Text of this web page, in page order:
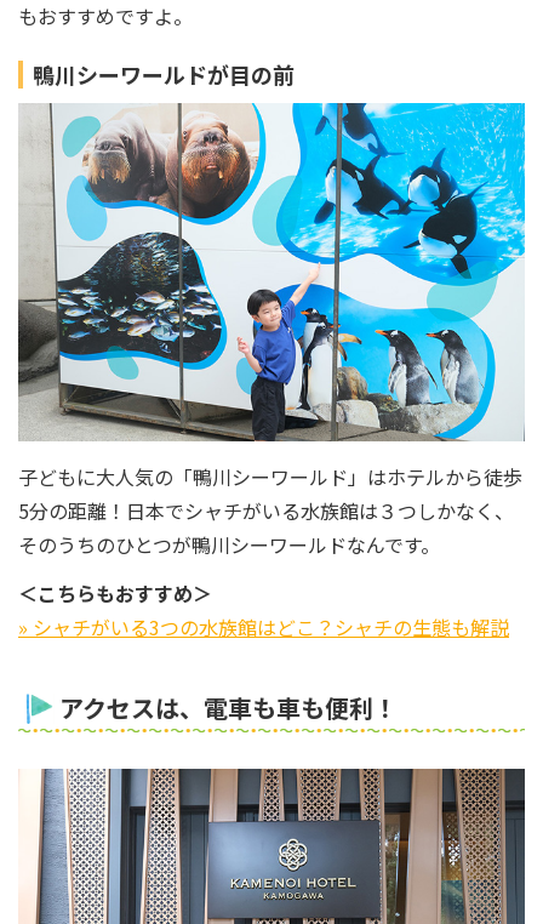
もおすすめですよ。
鴨川シーワールドが目の前
子どもに大人気の「鴨川シーワールド」はホテルから徒歩
5分の距離！日本でシャチがいる水族館は３つしかなく、
そのうちのひとつが鴨川シーワールドなんです。
＜こちらもおすすめ＞
» シャチがいる3つの水族館はどこ？シャチの生態も解説
アクセスは、電車も車も便利！